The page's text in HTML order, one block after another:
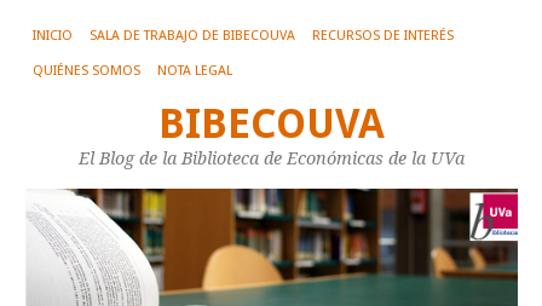
INICIO SALA DE TRABAJO DE BIBECOUVA RECURSOS DE INTERÉS
QUIÉNES SOMOS NOTA LEGAL
BIBECOUVA
El Blog de la Biblioteca de Económicas de la UVa